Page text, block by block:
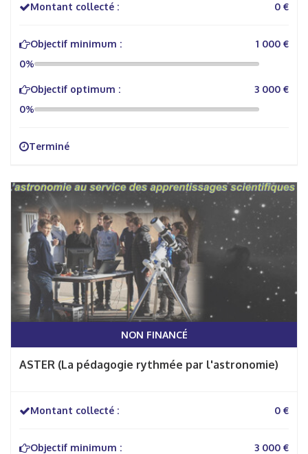
Montant collecté : 0 €
Objectif minimum :
1 000 €
0%
Objectif optimum :
3 000 €
0%
Terminé
NON FINANCÉ
ASTER (La pédagogie rythmée par l'astronomie)
Montant collecté : 0 €
Objectif minimum :
3 000 €